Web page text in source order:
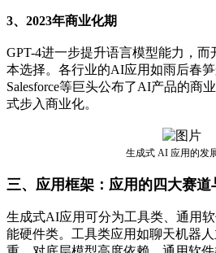
3、2023年商业化期
GPT-4进一步提升语言模型能力，而
本选择。各行业的AI应用如雨后春
Salesforce等巨头公布了AI产品的商
式步入商业化。
生成式 AI 应用的发
三、应用框架：应用的四大赛道
生成式AI应用可分为工具类、通用
能硬件类。工具类应用如聊天机器